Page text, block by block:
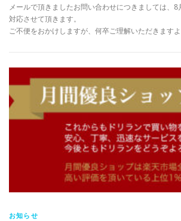
メールで頂きましたお問い合わせにつきましては、
対応させて頂きます。
ご不便をおかけしますが、何卒ご理解いただきますよ
お知らせ